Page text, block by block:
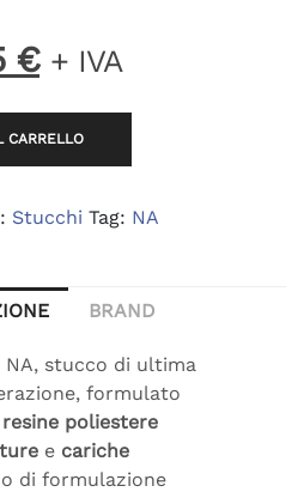
€Il
attuale
è:
19,95 €.
+ IVA
CARRELLO
Stucchi Tag: NA
BRAND
NA, stucco di ultima
formulato
resine poliestere
e cariche
di formulazione